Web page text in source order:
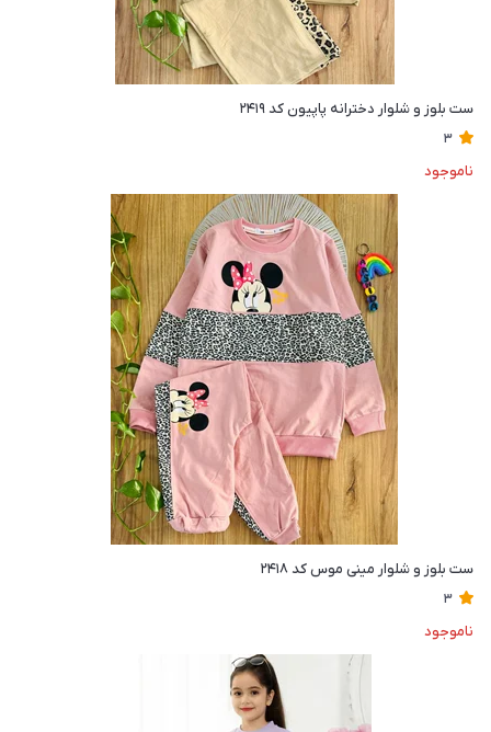
ست بلوز و شلوار دخترانه پاپیون کد ۲۴۱۹
3
ناموجود
ست بلوز و شلوار مینی موس کد ۲۴۱۸
3
ناموجود